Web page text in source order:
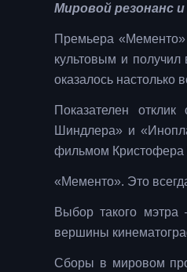
Мировой резонанс
Премьера «Мементо»
культовым и
оказалось настолько
Показателен
Шиндлера» и
фильмом Кристофера
«Мементо». Это
Выбор такого
вершины
Сборы в мировом